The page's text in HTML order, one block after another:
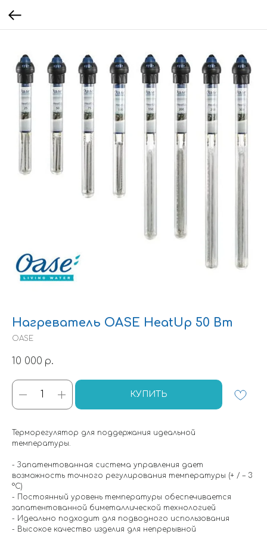
Нагреватель OASE HeatUp 50 Вт
OASE
10 000 р.
КУПИТЬ
Терморегулятор для поддержания идеальной
температуры.
- Запатентованная система управления дает
возможность точного регулирования температуры (+ / – 3
°C)
- Постоянный уровень температуры обеспечивается
запатентованной биметаллической технологией
- Идеально подходит для подводного использования
- Высокое качество изделия для непрерывной